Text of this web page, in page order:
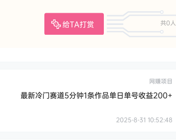
给TA打赏 共0人
网赚项目
最新冷门赛道5分钟1条作品单日单号收益200+
2025-8-31 10:52:48